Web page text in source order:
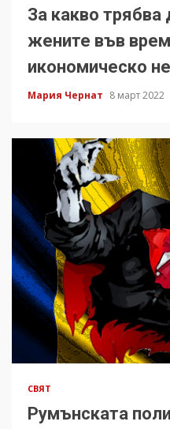
За какво трябва
жените във
икономическо
Мария Чернат 8 март 2022
СВЯТ
Румънската